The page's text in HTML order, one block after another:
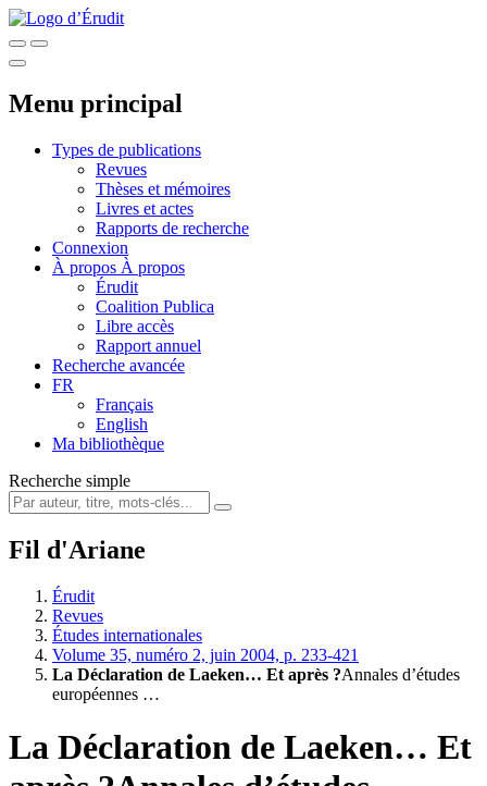
Menu principal
Types de publications
Revues
Thèses et mémoires
Livres et actes
Rapports de recherche
Connexion
À propos À propos
Érudit
Coalition Publica
Libre accès
Rapport annuel
Recherche avancée
FR
Français
English
Ma bibliothèque
Recherche simple
Fil d'Ariane
Érudit
Revues
Études internationales
Volume 35, numéro 2, juin 2004, p. 233-421
La Déclaration de Laeken… Et après ?Annales d’études
européennes …
La Déclaration de Laeken… Et